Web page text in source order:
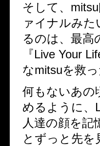
そして、
ァイナルみた
るのは、最高
『Live Your
なmitsuを救
何もないあの
めるように、
人達の顔を
とずっと先